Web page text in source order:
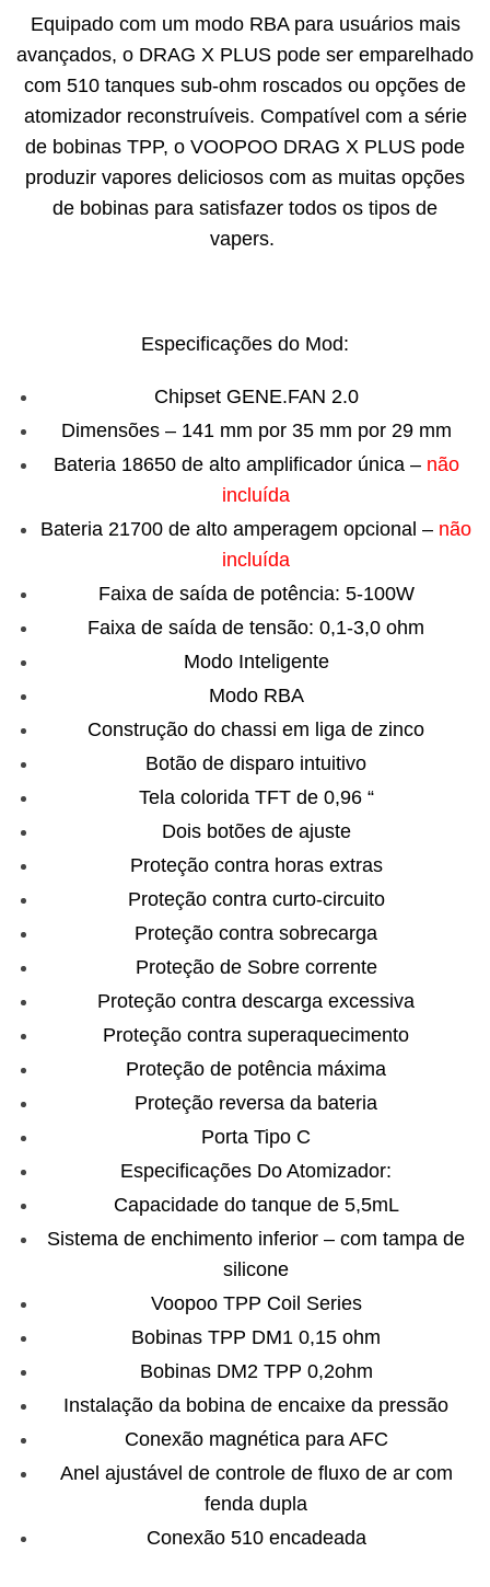
Equipado com um modo RBA para usuários mais
avançados, o DRAG X PLUS pode ser emparelhado
com 510 tanques sub-ohm roscados ou opções de
atomizador reconstruíveis. Compatível com a série
de bobinas TPP, o VOOPOO DRAG X PLUS pode
produzir vapores deliciosos com as muitas opções
de bobinas para satisfazer todos os tipos de
vapers.
Especificações do Mod:
Chipset GENE.FAN 2.0
Dimensões – 141 mm por 35 mm por 29 mm
Bateria 18650 de alto amplificador única – não
incluída
Bateria 21700 de alto amperagem opcional – não
incluída
Faixa de saída de potência: 5-100W
Faixa de saída de tensão: 0,1-3,0 ohm
Modo Inteligente
Modo RBA
Construção do chassi em liga de zinco
Botão de disparo intuitivo
Tela colorida TFT de 0,96 “
Dois botões de ajuste
Proteção contra horas extras
Proteção contra curto-circuito
Proteção contra sobrecarga
Proteção de Sobre corrente
Proteção contra descarga excessiva
Proteção contra superaquecimento
Proteção de potência máxima
Proteção reversa da bateria
Porta Tipo C
Especificações Do Atomizador:
Capacidade do tanque de 5,5mL
Sistema de enchimento inferior – com tampa de
silicone
Voopoo TPP Coil Series
Bobinas TPP DM1 0,15 ohm
Bobinas DM2 TPP 0,2ohm
Instalação da bobina de encaixe da pressão
Conexão magnética para AFC
Anel ajustável de controle de fluxo de ar com
fenda dupla
Conexão 510 encadeada